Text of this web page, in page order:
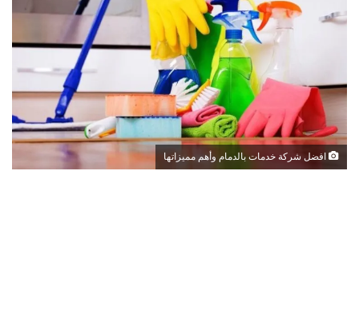
افضل شركة خدمات بالدمام وأهم مميزاتها